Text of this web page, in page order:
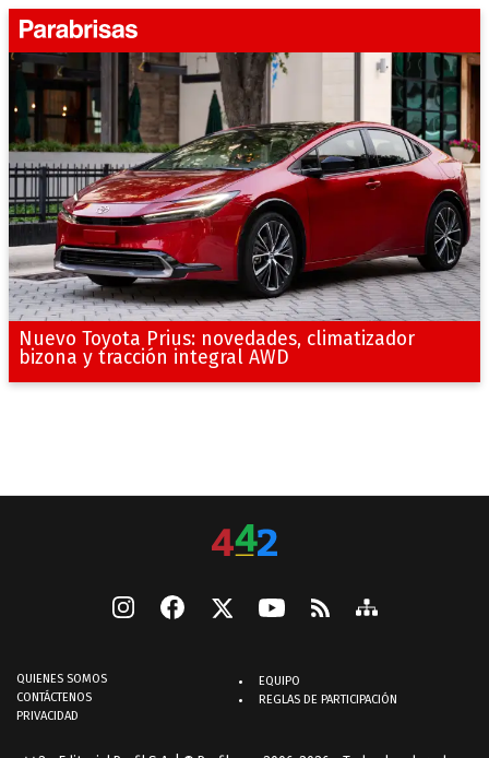
Nuevo Toyota Prius: novedades, climatizador
bizona y tracción integral AWD
QUIENES SOMOS
CONTÁCTENOS
PRIVACIDAD
EQUIPO
REGLAS DE PARTICIPACIÓN